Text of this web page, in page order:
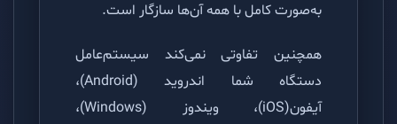
به‌صورت کامل با همه آن‌ها سازگار است.
همچنین تفاوتی نمی‌کند سیستم‌عامل
دستگاه شما اندروید (Android)،
آیفون(iOS)، ویندوز (Windows)،